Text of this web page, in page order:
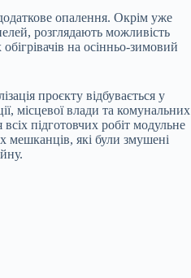
опалення. Окрім уже
розглядають можливість
на осінньо-зимовий
проєкту відбувається у
місцевої влади та комунальних
підготовчих робіт модульне
мешканців, які були змушені